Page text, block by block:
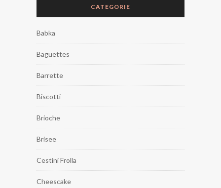
CATEGORIE
Babka
Baguettes
Barrette
Biscotti
Brioche
Brisee
Cestini Frolla
Cheescake